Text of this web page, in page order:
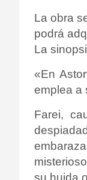
La obra
podrá
La
«En
emplea a
Farei,
su huida